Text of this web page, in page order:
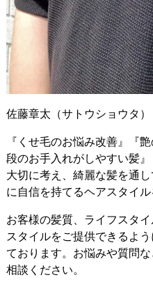
佐藤章太（サトウショウタ）
『くせ毛のお悩み改善』『
段のお手入れがしやすい髪
大切に考え、綺麗な髪を通
に自信を持てるヘアスタイル
お客様の髪質、ライフスタ
スタイルをご提供できるよ
ております。お悩みや質問
相談ください。